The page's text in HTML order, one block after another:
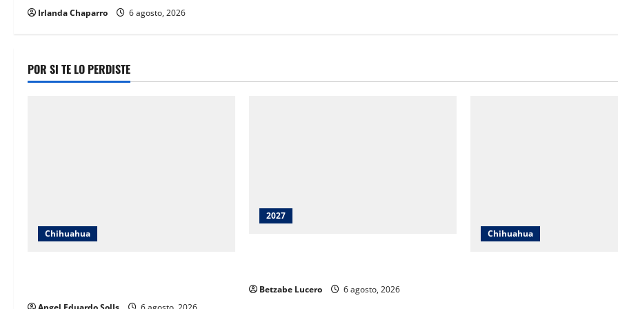
n Irlanda Chaparro 6 agosto, 2026
POR SI TE LO PERDISTE
Chihuahua
2027
Betzabe Lucero 6 agosto, 2026
Chihuahua